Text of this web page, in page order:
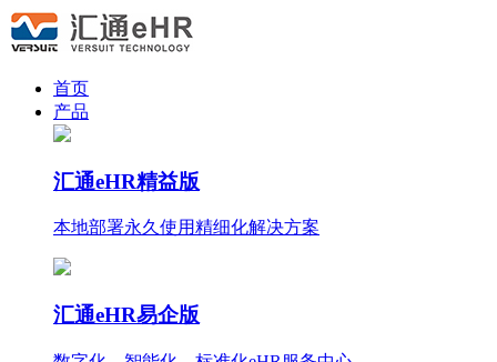
首页
产品
汇通eHR精益版
本地部署永久使用精细化解决方案
汇通eHR易企版